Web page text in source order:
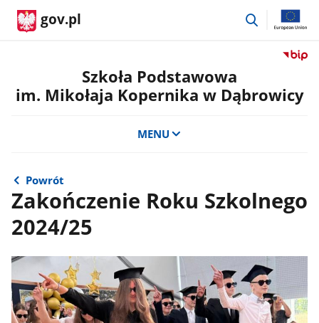
gov.pl
przejdź
Przejdź
Szkoła Podstawowa
im. Mikołaja Kopernika w Dąbrowicy
MENU
Powrót
Zakończenie Roku Szkolnego
2024/25